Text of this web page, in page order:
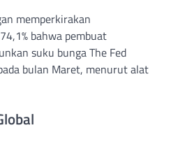
memperkirakan
bahwa pembuat
suku bunga The Fed
bulan Maret, menurut alat